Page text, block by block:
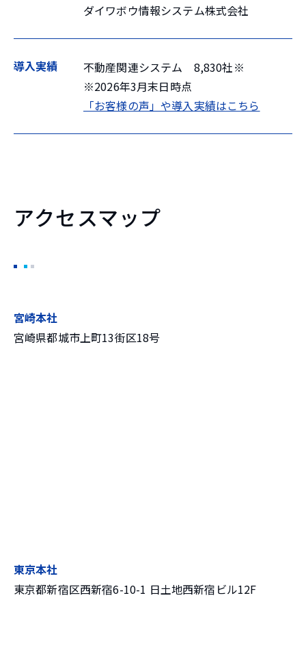
ダイワボウ情報システム株式会社
導入実績
不動産関連システム 8,830社※
※2026年3月末日時点
「お客様の声」や導入実績はこちら
アクセスマップ
宮崎本社
宮崎県都城市上町13街区18号
東京本社
東京都新宿区西新宿6-10-1 日土地西新宿ビル12F